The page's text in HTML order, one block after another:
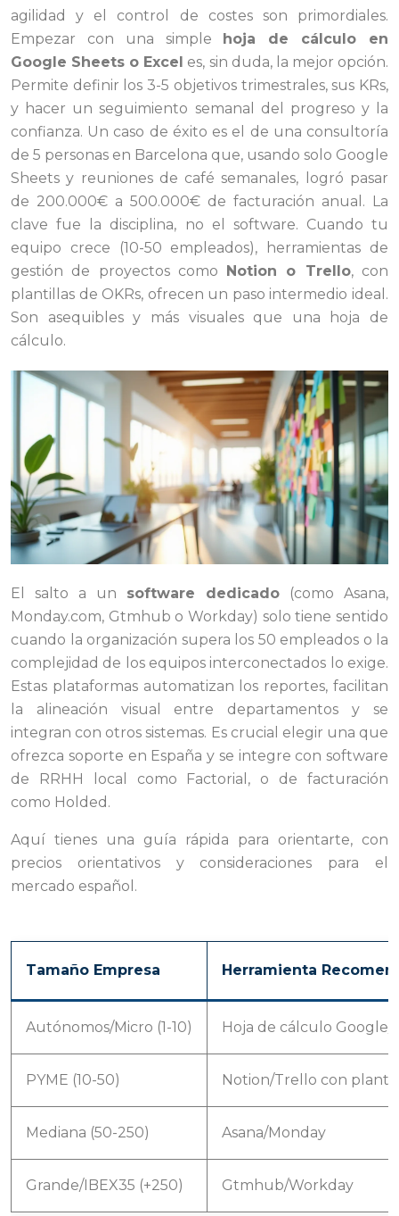
agilidad y el control de costes son primordiales.
Empezar con una simple hoja de cálculo en
Google Sheets o Excel es, sin duda, la mejor opción.
Permite definir los 3-5 objetivos trimestrales, sus KRs,
y hacer un seguimiento semanal del progreso y la
confianza. Un caso de éxito es el de una consultoría
de 5 personas en Barcelona que, usando solo Google
Sheets y reuniones de café semanales, logró pasar
de 200.000€ a 500.000€ de facturación anual. La
clave fue la disciplina, no el software. Cuando tu
equipo crece (10-50 empleados), herramientas de
gestión de proyectos como Notion o Trello, con
plantillas de OKRs, ofrecen un paso intermedio ideal.
Son asequibles y más visuales que una hoja de
cálculo.
El salto a un software dedicado (como Asana,
Monday.com, Gtmhub o Workday) solo tiene sentido
cuando la organización supera los 50 empleados o la
complejidad de los equipos interconectados lo exige.
Estas plataformas automatizan los reportes, facilitan
la alineación visual entre departamentos y se
integran con otros sistemas. Es crucial elegir una que
ofrezca soporte en España y se integre con software
de RRHH local como Factorial, o de facturación
como Holded.
Aquí tienes una guía rápida para orientarte, con
precios orientativos y consideraciones para el
mercado español.
Tamaño Empresa Herramienta
Autónomos/Micro (1-10) Hoja de cálculo Google/
PYME (10-50) Notion/Trello con
Mediana (50-250) Asana/Monday
Grande/IBEX35 (+250) Gtmhub/Workday